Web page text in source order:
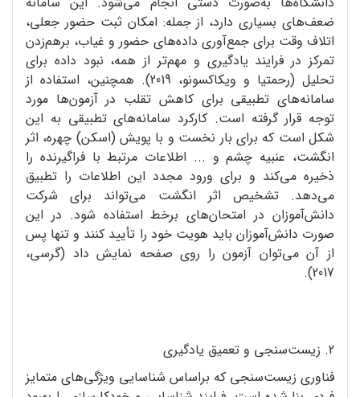
ضعف‌های بسیاری دارد، از جمله: امکان ثبت حضور جعلی،
اتلاف وقت برای جمع‌آوری داده‌های حضور و غیاب، برهم‌زدن
تمرکز در فرایند یادگیری و مهم‌تر از همه، نبود داده برای
تحلیل (رحمتیا و ویکاکسونو، 2019). همچنین، استفاده از
سامانه‌های تطبیقی برای کاهش تقلب در آزمون‌ها مورد
توجه قرار گرفته است. کارکرد سامانه‌های تطبیقی به این
شکل است که برای بار نخست و با پویش (اسکن) چهره، اثر
انگشت، عنبیه چشم و ... اطلاعات مرتبط با فراگیرنده را
ذخیره می‌کند و برای ورود مجدد این اطلاعات را تطبیق
می‌دهد. تشخیص اثر انگشت می‌تواند برای شرکت
دانش‌آموزان در امتحان‌های برخط استفاده شود. در این
صورت دانش‌آموزان باید هویت خود را تأیید کنند و تنها پس
از آن می‌توان آزمون را روی صفحه ‌نمایش داد (گرسی،
2017).
2. زیست‌سنجی و تعمیق یادگیری
فناوری زیست‌سنجی که براساس شناسایی ویژگی‌های متمایز